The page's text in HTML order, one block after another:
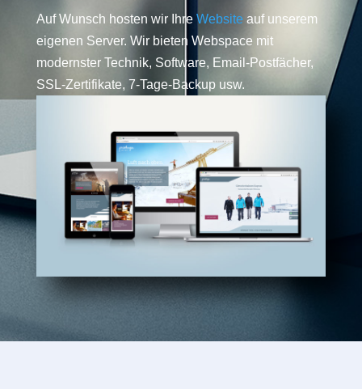
Auf Wunsch hosten wir Ihre Website auf unserem
eigenen Server. Wir bieten Webspace mit
modernster Technik, Software, Email-Postfächer,
SSL-Zertifikate, 7-Tage-Backup usw.